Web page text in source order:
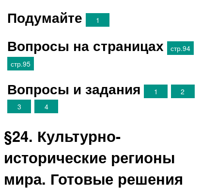
Подумайте 1
Вопросы на страницах
стр.94
стр.95
Вопросы и задания 1
2
3
4
§24. Культурно-
исторические регионы
мира. Готовые решения